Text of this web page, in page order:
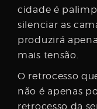
cidade é
silenciar as
produzirá
mais tensão.
O retrocesso
não é apenas
retrocesso da